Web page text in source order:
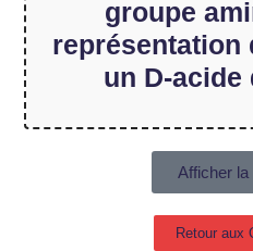
groupe
représentation
un D-acide
Afficher la
Retour aux